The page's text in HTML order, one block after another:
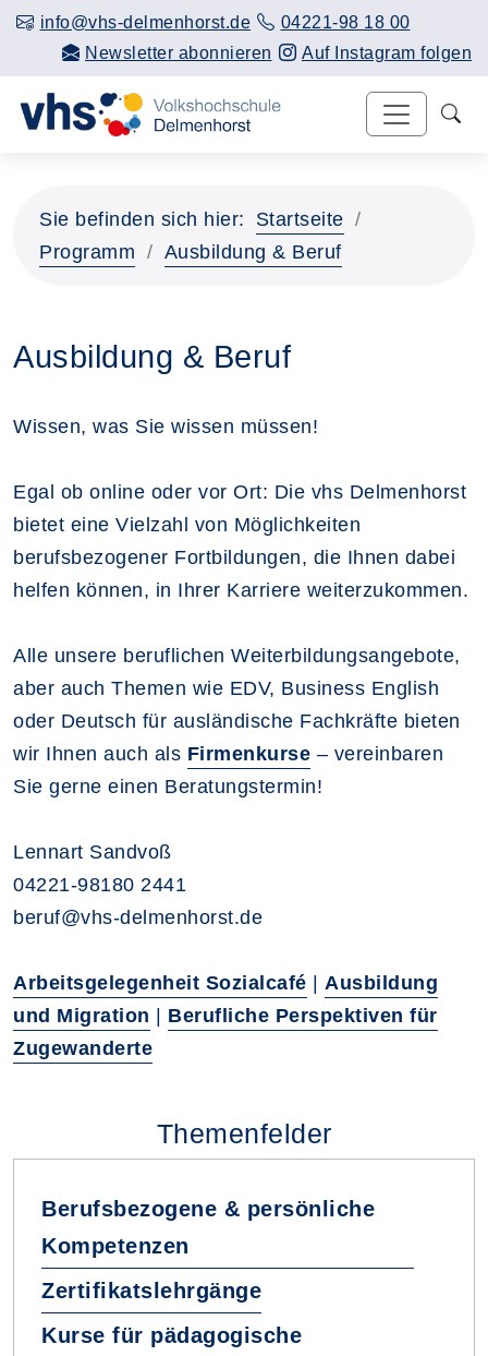
info@vhs-delmenhorst.de
04221-98 18 00
Newsletter abonnieren
Auf Instagram folgen
Sie befinden sich hier:
Startseite
Programm
Ausbildung & Beruf
Ausbildung & Beruf
Wissen, was Sie wissen müssen!
Egal ob online oder vor Ort: Die vhs Delmenhorst
bietet eine Vielzahl von Möglichkeiten
berufsbezogener Fortbildungen, die Ihnen dabei
helfen können, in Ihrer Karriere weiterzukommen.
Alle unsere beruflichen Weiterbildungsangebote,
aber auch Themen wie EDV, Business English
oder Deutsch für ausländische Fachkräfte bieten
wir Ihnen auch als Firmenkurse – vereinbaren
Sie gerne einen Beratungstermin!
Lennart Sandvoß
04221-98180 2441
beruf@vhs-delmenhorst.de
Arbeitsgelegenheit Sozialcafé | Ausbildung
und Migration | Berufliche Perspektiven für
Zugewanderte
Themenfelder
Berufsbezogene & persönliche
Kompetenzen
Zertifikatslehrgänge
Kurse für pädagogische